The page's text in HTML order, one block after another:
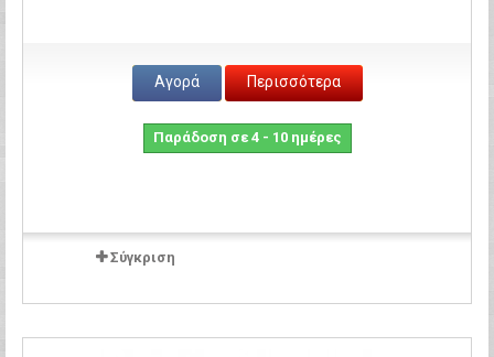
Αγορά Περισσότερα
Παράδοση σε 4 - 10 ημέρες
Σύγκριση